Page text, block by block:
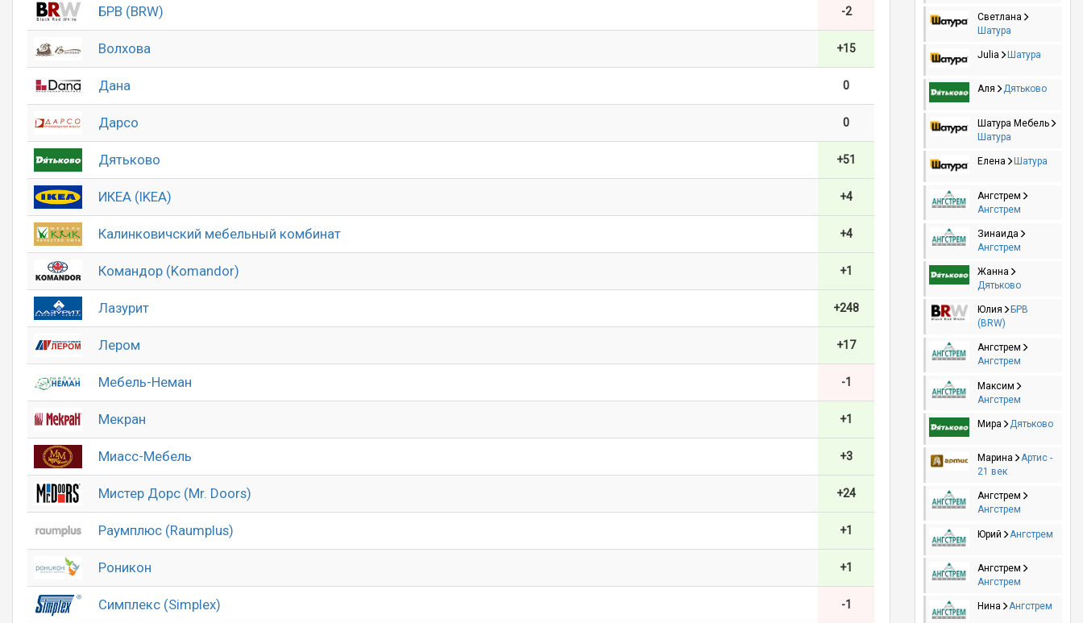
БРВ (BRW) -2
Волхова +15
Дана 0
Дарсо 0
Дятьково +51
ИКЕА (IKEA) +4
Калинковичский мебельный комбинат +4
Командор (Komandor) +1
Лазурит +248
Лером +17
Мебель-Неман -1
Мекран +1
Миасс-Мебель +3
Мистер Дорс (Mr. Doors) +24
Раумплюс (Raumplus) +1
Роникон +1
Симплекс (Simplex) -1
Светлана
Шатура
Julia Шатура
Аля Дятьково
Шатура Мебель
Шатура
Елена Шатура
Ангстрем
Ангстрем
Зинаида
Ангстрем
Жанна
Дятьково
Юлия
БРВ
(BRW)
Ангстрем
Ангстрем
Максим
Ангстрем
Мира Дятьково
Марина
Артис -
21 век
Ангстрем
Ангстрем
Юрий Ангстрем
Ангстрем
Ангстрем
Нина Ангстрем